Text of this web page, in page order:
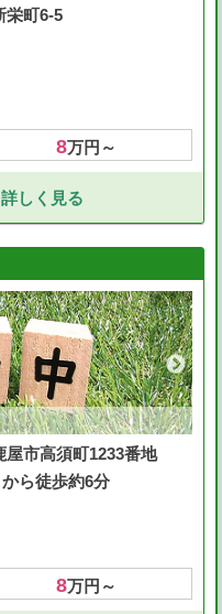
栄町6-5
8万円～
しく見る
屋市高須町1233番地
から徒歩約6分
8万円～